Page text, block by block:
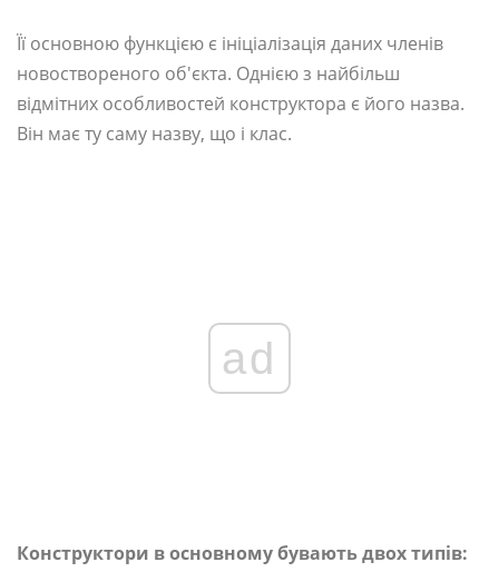
Її основною функцією є ініціалізація даних членів
новоствореного об'єкта. Однією з найбільш
відмітних особливостей конструктора є його назва.
Він має ту саму назву, що і клас.
ad
Конструктори в основному бувають двох типів: